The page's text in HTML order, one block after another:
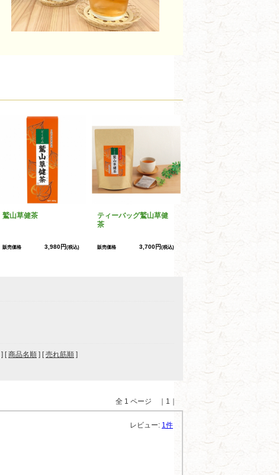
鷲山草健茶
販売価格 3,980円(税込)
ティーバッグ鷲山草健
茶
販売価格 3,700円(税込)
] [商品名順 ] [売れ筋順 ]
全 1 ページ ｜1｜
レビュー: 1件